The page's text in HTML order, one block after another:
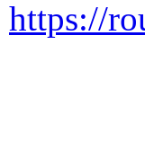
https://